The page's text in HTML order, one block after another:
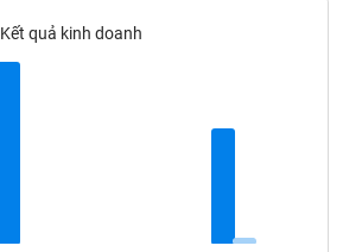
Kết quả kinh doanh